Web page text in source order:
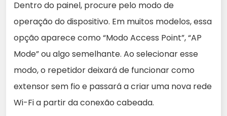
Dentro do painel, procure pelo modo de
operação do dispositivo. Em muitos modelos, essa
opção aparece como “Modo Access Point”, “AP
Mode” ou algo semelhante. Ao selecionar esse
modo, o repetidor deixará de funcionar como
extensor sem fio e passará a criar uma nova rede
Wi-Fi a partir da conexão cabeada.